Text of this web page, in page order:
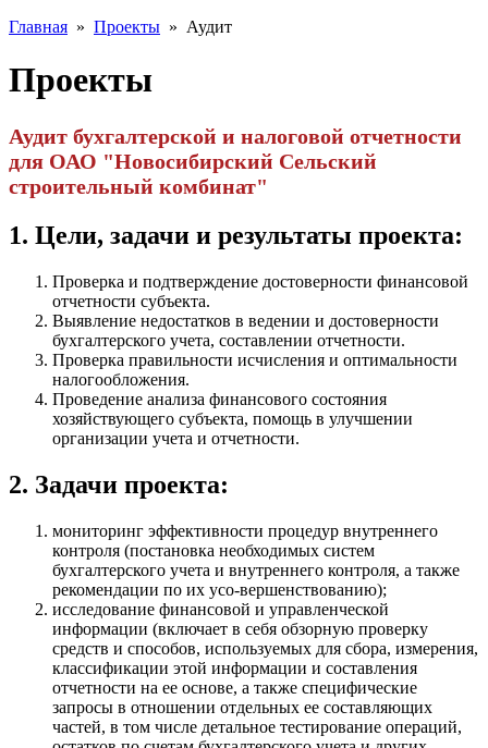
Главная » Проекты » Аудит
Проекты
Аудит бухгалтерской и налоговой отчетности
для ОАО "Новосибирский Сельский
строительный комбинат"
1. Цели, задачи и результаты проекта:
Проверка и подтверждение достоверности финансовой
отчетности субъекта.
Выявление недостатков в ведении и достоверности
бухгалтерского учета, составлении отчетности.
Проверка правильности исчисления и оптимальности
налогообложения.
Проведение анализа финансового состояния
хозяйствующего субъекта, помощь в улучшении
организации учета и отчетности.
2. Задачи проекта:
мониторинг эффективности процедур внутреннего
контроля (постановка необходимых систем
бухгалтерского учета и внутреннего контроля, а также
рекомендации по их усо-вершенствованию);
исследование финансовой и управленческой
информации (включает в себя обзорную проверку
средств и способов, используемых для сбора, измерения,
классификации этой информации и составления
отчетности на ее основе, а также специфические
запросы в отношении отдельных ее составляющих
частей, в том числе детальное тестирование операций,